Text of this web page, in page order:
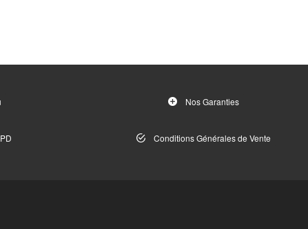
Nos Garanties
Conditions Générales de Vente